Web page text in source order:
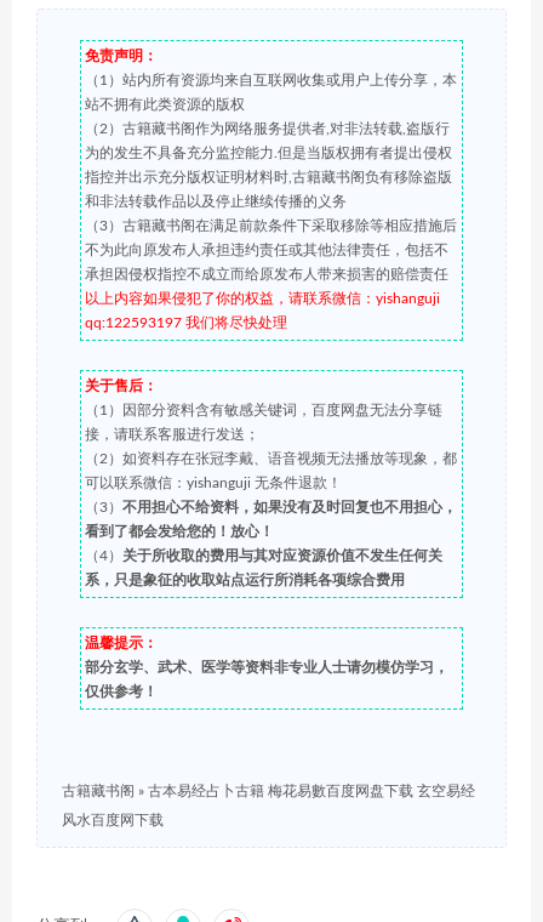
免责声明：
（1）站内所有资源均来自互联网收集或用户上传分享，本
站不拥有此类资源的版权
（2）古籍藏书阁作为网络服务提供者,对非法转载,盗版行
为的发生不具备充分监控能力.但是当版权拥有者提出侵权
指控并出示充分版权证明材料时,古籍藏书阁负有移除盗版
和非法转载作品以及停止继续传播的义务
（3）古籍藏书阁在满足前款条件下采取移除等相应措施后
不为此向原发布人承担违约责任或其他法律责任，包括不
承担因侵权指控不成立而给原发布人带来损害的赔偿责任
以上内容如果侵犯了你的权益，请联系微信：yishanguji
qq:122593197 我们将尽快处理
关于售后：
（1）因部分资料含有敏感关键词，百度网盘无法分享链
接，请联系客服进行发送；
（2）如资料存在张冠李戴、语音视频无法播放等现象，都
可以联系微信：yishanguji 无条件退款！
（3） 不用担心不给资料，如果没有及时回复也不用担心，
看到了都会发给您的！放心！
（4） 关于所收取的费用与其对应资源价值不发生任何关
系，只是象征的收取站点运行所消耗各项综合费用
温馨提示：
部分玄学、武术、医学等资料非专业人士请勿模仿学习，
仅供参考！
古籍藏书阁 » 古本易经占卜古籍 梅花易數百度网盘下载 玄空易经
风水百度网下载